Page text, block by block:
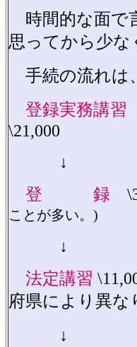
時間的な面で
思ってから少
手続の流れは
登録実務講習
\21,000
↓
登 録
ことが多い。)
↓
法定講習
府県により異な